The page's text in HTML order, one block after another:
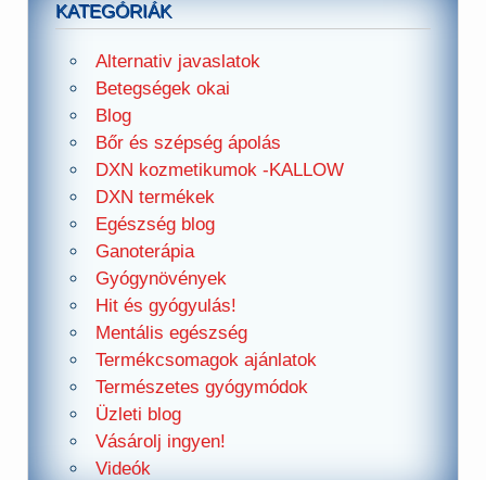
KATEGÓRIÁK
Alternativ javaslatok
Betegségek okai
Blog
Bőr és szépség ápolás
DXN kozmetikumok -KALLOW
DXN termékek
Egészség blog
Ganoterápia
Gyógynövények
Hit és gyógyulás!
Mentális egészség
Termékcsomagok ajánlatok
Természetes gyógymódok
Üzleti blog
Vásárolj ingyen!
Videók